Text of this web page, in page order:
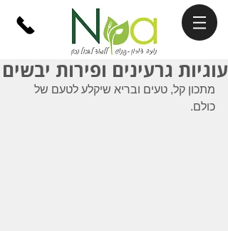
עוגיות גרעינים ופירות יבשים
מתכון קל, טעים ובריא שיקלע לטעם של
כולם.